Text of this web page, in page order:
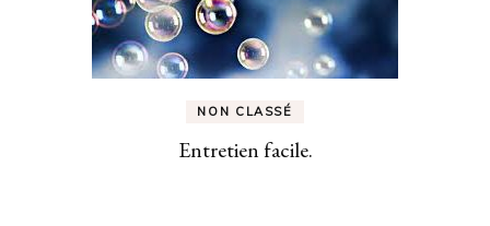
NON CLASSÉ
Entretien facile.